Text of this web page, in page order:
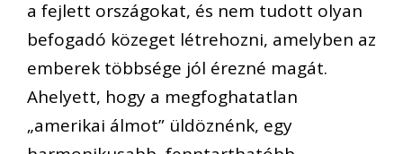
a fejlett országokat, és nem tudott olyan
befogadó közeget létrehozni, amelyben az
emberek többsége jól érezné magát.
Ahelyett, hogy a megfoghatatlan
„amerikai álmot” üldöznénk, egy